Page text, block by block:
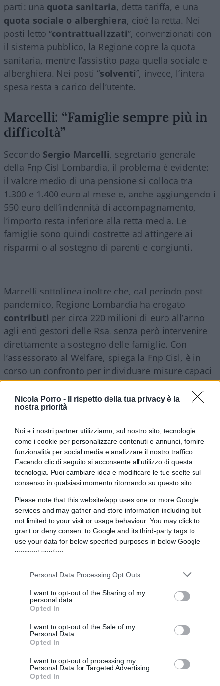
Nicola Porro -
Il rispetto della tua privacy è la
nostra priorità
Noi e i nostri partner utilizziamo, sul nostro sito, tecnologie
come i cookie per personalizzare contenuti e annunci, fornire
funzionalità per social media e analizzare il nostro traffico.
Facendo clic di seguito si acconsente all'utilizzo di questa
tecnologia. Puoi cambiare idea e modificare le tue scelte sul
consenso in qualsiasi momento ritornando su questo sito
Please note that this website/app uses one or more Google
services and may gather and store information including but
not limited to your visit or usage behaviour. You may click to
grant or deny consent to Google and its third-party tags to
use your data for below specified purposes in below Google
consent section.
Personal Data Processing Opt Outs
I want to opt-out of the Sharing of my
personal data.
Opted In
I want to opt-out of the Sale of my
Personal Data.
Opted In
I want to opt-out of processing my
Personal Data for Targeted Advertising.
Opted In
parti: una quota sanitaria, detta tariffa, e una
quota sociale o alberghiera, cioè la retta. Nei
posti letto “contrattualizzati”, convenzionati con
il sistema pubblico, la Regione copre la quota
sanitaria, mentre l’assistito paga quella sociale e
alberghiera. Nei posti “solventi”, invece, l’intera
spesa resta a carico dell’utente.
Marcelli: “Famiglie sempre più in
difficoltà”
Secondo Sergio Marcelli, segretario generale
della Fnp Cisl Lombardia, il problema è evidente:
il valore medio di una pensione si colloca tra
1.300 e 1.400 euro al mese e, anche aggiungendo i
550 euro dell’indennità di accompagnamento,
l’importo resta inferiore alla retta media. Le
famiglie sono quindi costrette ad attingere ai
risparmi o al sostegno di parenti e congiunti.
Marcelli sottolinea inoltre che, dal periodo post
pandemico, Regione Lombardia ha erogato
contributi per circa 220 milioni di euro all’anno
agli enti gestori delle Rsa, senza però intervenire
direttamente a sostegno delle famiglie. Con
l’assessorato al Welfare, spiega la Fnp Cisl, è in
corso un confronto per individuare misure capaci
di contenere le spese a carico degli utenti.
Liste d’attesa e migrazione verso
altre province oltre al problema
economico
Chi non riesce a sostenere il costo di una Rsa
spesso ricorre a unabadante. In Lombardia,
ne serviranno 153 mila. Ma il problema
economico non è l’unico. Le famiglie devono fare i
conti anche con la difficoltà di trovare un posto in
tempi accettabili.
Nel 2025 le domande in lista d’attesa erano
121.830, 8 mila in più rispetto al 2024 e 50 mila in
Brescia, con 28.935 domande, mentre il più basso
Pavia, con 6.956. A
d’attesa sono 17.794.